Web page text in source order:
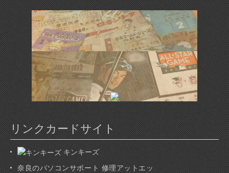
リンクカードサイト
キンキーズ
奈良のパソコンサポート 修理アットエッ